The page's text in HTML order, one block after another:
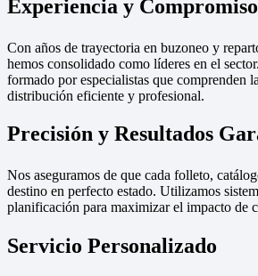
Experiencia y Compromiso
Con años de trayectoria en buzoneo y
hemos consolidado como líderes en el
formado por especialistas que comprenden
distribución eficiente y profesional.
Precisión y Resultados
Nos aseguramos de que cada folleto,
destino en perfecto estado. Utilizamos
planificación para maximizar el impacto de
Servicio Personalizado